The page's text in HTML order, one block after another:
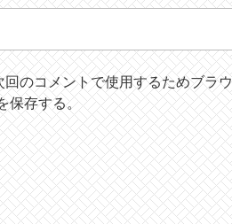
回のコメントで使用するためブラ
保存する。